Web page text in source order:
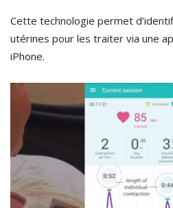
Cette technologie permet
utérines pour les traiter via une
iPhone.